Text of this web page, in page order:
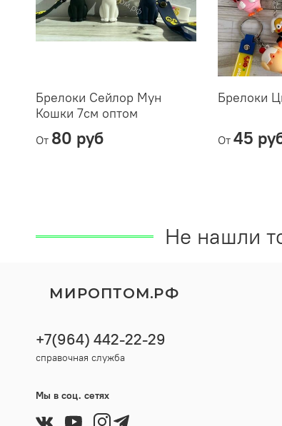
Брелоки Сейлор Мун
Кошки 7см оптом
От 80 руб
Брелоки
От 45
Не нашли
МИРОПТОМ.РФ
+7(964) 442-22-29
справочная служба
Мы в соц. сетях